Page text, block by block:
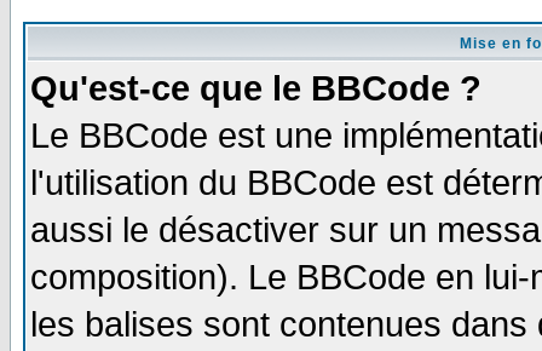
Mise en
Qu'est-ce que le BBCode ?
Le BBCode est une
l'utilisation du BBCode est
aussi le désactiver sur un
composition). Le BBCode en
les balises sont contenues